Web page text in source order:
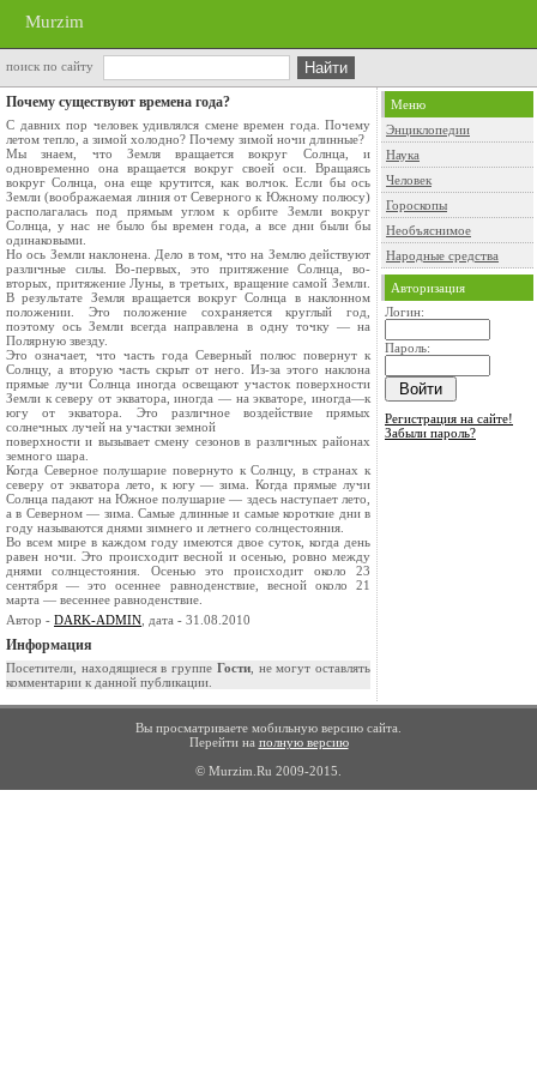
Murzim
поиск по сайту
Почему существуют времена года?
С давних пор человек удивлялся смене времен года. Почему
летом тепло, а зимой холодно? По­чему зимой ночи длинные?
Мы знаем, что Земля вращается вокруг Солн­ца, и
одновременно она вращается вокруг своей оси. Вращаясь
вокруг Солнца, она еще крутится, как волчок. Если бы ось
Земли (воображаемая линия от Северного к Южному полюсу)
распола­галась под прямым углом к орбите Земли вокруг
Солнца, у нас не было бы времен года, а все дни были бы
одинаковыми.
Но ось Земли наклонена. Дело в том, что на Землю действуют
различные силы. Во-первых, это притяжение Солнца, во-
вторых, притяжение Луны, в третьих, вращение самой Земли.
В ре­зультате Земля вращается вокруг Солнца в на­клонном
положении. Это положение сохраняется круглый год,
поэтому ось Земли всегда направле­на в одну точку — на
Полярную звезду.
Это означает, что часть года Северный полюс повернут к
Солнцу, а вторую часть скрыт от не­го. Из-за этого наклона
прямые лучи Солнца иногда освещают участок поверхности
Земли к северу от экватора, иногда — на экваторе, иног­да—к
югу от экватора. Это различное воздейст­вие прямых
солнечных лучей на участки земной
поверхности и вызывает смену сезонов в различ­ных районах
земного шара.
Когда Северное полушарие повернуто к Солн­цу, в странах к
северу от экватора лето, к югу — зима. Когда прямые лучи
Солнца падают на Юж­ное полушарие — здесь наступает лето,
а в Се­верном — зима. Самые длинные и самые корот­кие дни в
году называются днями зимнего и лет­него солнцестояния.
Во всем мире в каждом году имеются двое су­ток, когда день
равен ночи. Это происходит вес­ной и осенью, ровно между
днями солнцестояния. Осенью это происходит около 23
сентября — это осеннее равноденствие, весной около 21
марта — весеннее равноденствие.
Автор - DARK-ADMIN , дата - 31.08.2010
Информация
Посетители, находящиеся в группе Гости, не могут оставлять
комментарии к данной публикации.
Меню
Энциклопедии
Наука
Человек
Гороскопы
Необъяснимое
Народные средства
Авторизация
Логин:
Пароль:
Регистрация на сайте!
Забыли пароль?
Вы просматриваете мобильную версию сайта.
Перейти на полную версию
© Murzim.Ru 2009-2015.